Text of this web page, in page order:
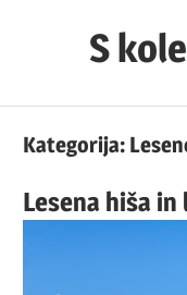
S
Kategorija:
Lesena hiša